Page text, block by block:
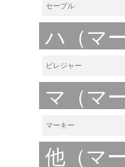
セーブル
ハ（マ
ビレジャー
マ（マ
マーキー
他（マ